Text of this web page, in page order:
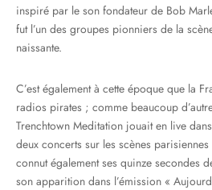
inspiré par le son fondateur de Bob
fut l’un des groupes pionniers de la
naissante.
C’est également à cette époque que la
radios pirates ; comme beaucoup
Trenchtown Meditation jouait en live
deux concerts sur les scènes
connut également ses quinze secondes
son apparition dans l’émission «